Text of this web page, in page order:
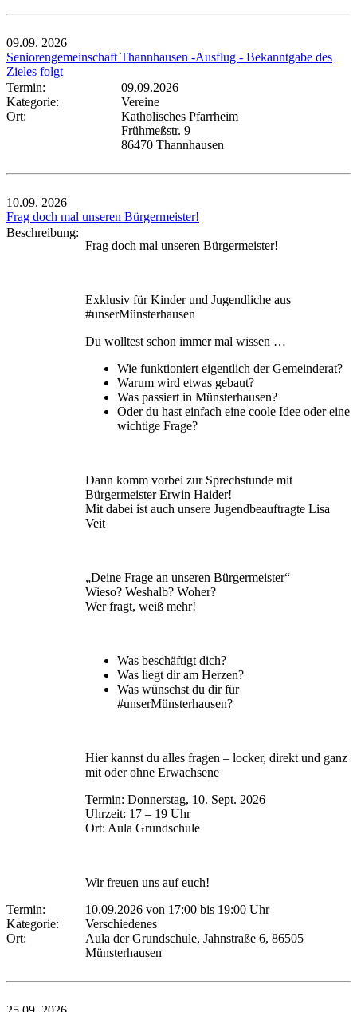
09.09. 2026
Seniorengemeinschaft Thannhausen -Ausflug - Bekanntgabe des
Zieles folgt
Termin:
09.09.2026
Kategorie:
Vereine
Ort:
Katholisches Pfarrheim
Frühmeßstr. 9
86470 Thannhausen
10.09. 2026
Frag doch mal unseren Bürgermeister!
Beschreibung:
Frag doch mal unseren Bürgermeister!
Exklusiv für Kinder und Jugendliche aus
#unserMünsterhausen
Du wolltest schon immer mal wissen …
Wie funktioniert eigentlich der Gemeinderat?
Warum wird etwas gebaut?
Was passiert in Münsterhausen?
Oder du hast einfach eine coole Idee oder eine
wichtige Frage?
Dann komm vorbei zur Sprechstunde mit
Bürgermeister Erwin Haider!
Mit dabei ist auch unsere Jugendbeauftragte Lisa
Veit
„Deine Frage an unseren Bürgermeister“
Wieso? Weshalb? Woher?
Wer fragt, weiß mehr!
Was beschäftigt dich?
Was liegt dir am Herzen?
Was wünschst du dir für
#unserMünsterhausen?
Hier kannst du alles fragen – locker, direkt und ganz
mit oder ohne Erwachsene
Termin: Donnerstag, 10. Sept. 2026
Uhrzeit: 17 – 19 Uhr
Ort: Aula Grundschule
Wir freuen uns auf euch!
Termin:
10.09.2026 von 17:00 bis 19:00 Uhr
Kategorie:
Verschiedenes
Ort:
Aula der Grundschule, Jahnstraße 6, 86505
Münsterhausen